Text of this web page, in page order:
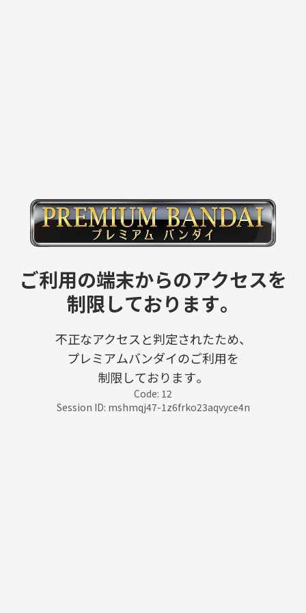
ご利用の端末からのアクセスを
制限しております。
不正なアクセスと判定されたため、
プレミアムバンダイのご利用を
制限しております。
Code: 12
Session ID: mshmqj47-1z6frko23aqvyce4n